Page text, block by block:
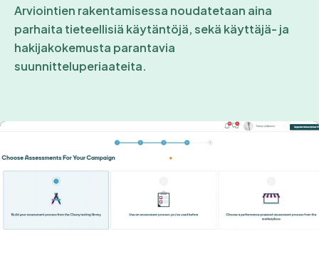
Arviointien rakentamisessa noudatetaan aina
parhaita tieteellisiä käytäntöjä, sekä käyttäjä- ja
hakijakokemusta parantavia
suunnitteluperiaateita.